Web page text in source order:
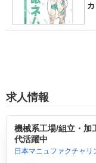
求人情報
機械系工場/組立・加
代活躍中
日本マニュファクチャ